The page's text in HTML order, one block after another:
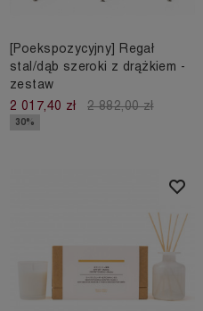
[Poekspozycyjny] Regał
stal/dąb szeroki z drążkiem -
zestaw
2 017,40 zł
2 882,00 zł
30%